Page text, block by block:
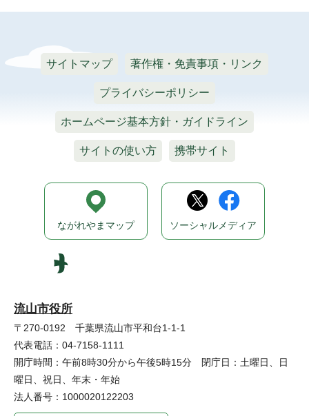
サイトマップ 著作権・免責事項・リンク
プライバシーポリシー
ホームページ基本方針・ガイドライン
サイトの使い方 携帯サイト
流山市役所
〒270-0192 千葉県流山市平和台1-1-1
代表電話：04-7158-1111
開庁時間：午前8時30分から午後5時15分 閉庁日：土曜日、日
曜日、祝日、年末・年始
法人番号：1000020122203
ながれやまマップ ソーシャルメディア